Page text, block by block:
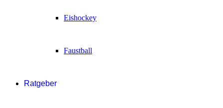
Eishockey
Faustball
Ratgeber